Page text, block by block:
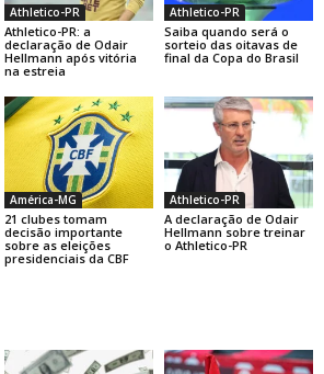
Athletico-PR
Athletico-PR: a
declaração de Odair
Hellmann após vitória
na estreia
Athletico-PR
Saiba quando será o
sorteio das oitavas de
final da Copa do Brasil
América-MG
21 clubes tomam
decisão importante
sobre as eleições
presidenciais da CBF
Athletico-PR
A declaração de Odair
Hellmann sobre treinar
o Athletico-PR